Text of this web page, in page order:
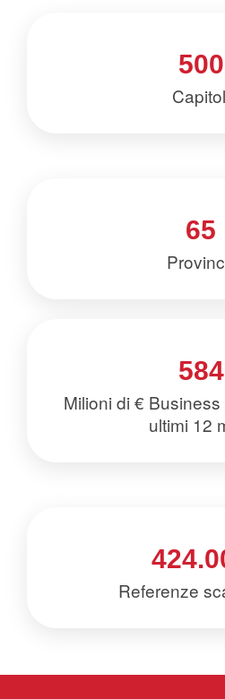
500
65
584
Milioni di €
ultimi 12
Referenze